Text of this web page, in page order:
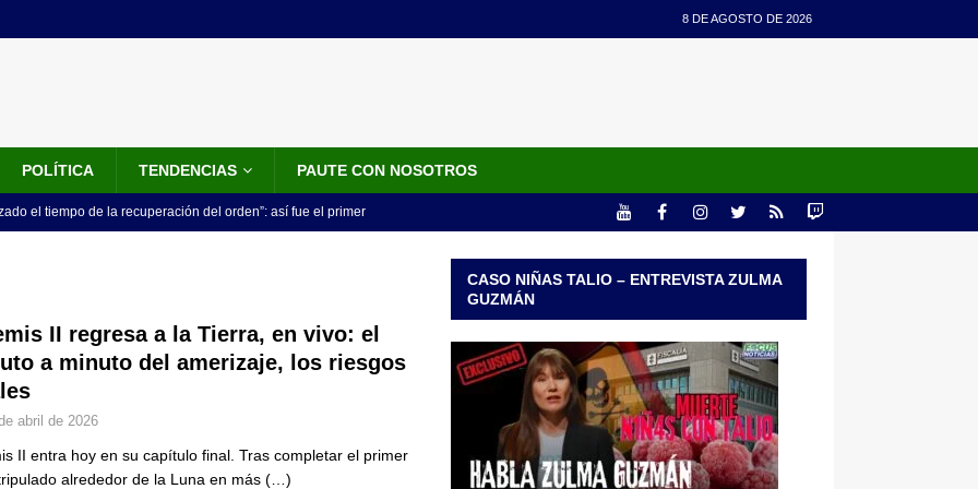
8 DE AGOSTO DE 2026
POLÍTICA TENDENCIAS PAUTE CON NOSOTROS
el tiempo de la recuperación del orden”: así fue el primer
LO ÚLTIMO
posesión de Abelardo De La Espriella: recibirá la banda presidencial
en el Cantón Pichincha
LO ÚLTIMO
II regresa a la Tierra, en vivo: el
a minuto del amerizaje, los riesgos
abril de 2026
II entra hoy en su capítulo final. Tras completar el primer
alrededor de la Luna en más (…)
CASO NIÑAS TALIO – ENTREVISTA ZULMA
GUZMÁN